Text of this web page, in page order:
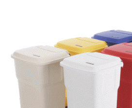
Средства